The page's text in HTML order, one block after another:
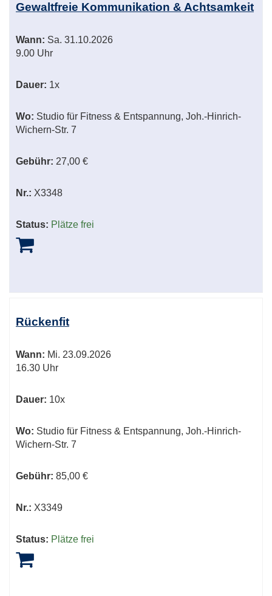
Gewaltfreie Kommunikation & Achtsamkeit
Wann: Sa. 31.10.2026
9.00 Uhr
Dauer: 1x
Wo: Studio für Fitness & Entspannung, Joh.-Hinrich-
Wichern-Str. 7
Gebühr: 27,00 €
Nr.: X3348
Status: Plätze frei
Rückenfit
Wann: Mi. 23.09.2026
16.30 Uhr
Dauer: 10x
Wo: Studio für Fitness & Entspannung, Joh.-Hinrich-
Wichern-Str. 7
Gebühr: 85,00 €
Nr.: X3349
Status: Plätze frei